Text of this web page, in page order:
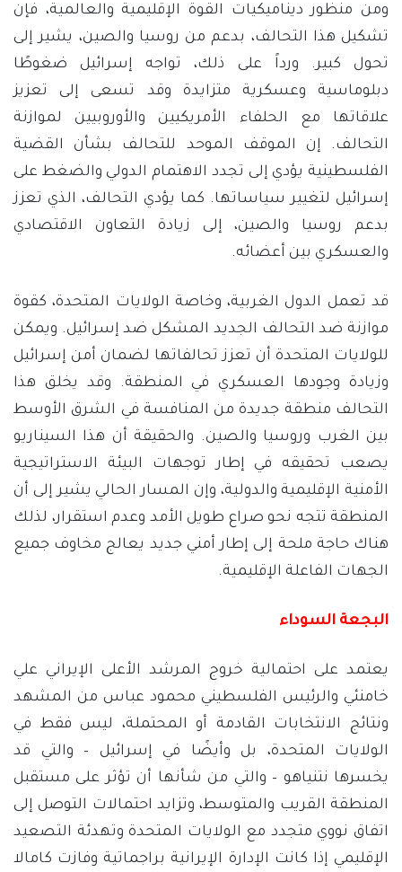
ومن منظور ديناميكيات القوة الإقليمية والعالمية، فإن
تشكيل هذا التحالف، بدعم من روسيا والصين، يشير إلى
تحول كبير. ورداً على ذلك، تواجه إسرائيل ضغوطًا
دبلوماسية وعسكرية متزايدة وقد تسعى إلى تعزيز
علاقاتها مع الحلفاء الأمريكيين والأوروبيين لموازنة
التحالف. إن الموقف الموحد للتحالف بشأن القضية
الفلسطينية يؤدي إلى تجدد الاهتمام الدولي والضغط على
إسرائيل لتغيير سياساتها. كما يؤدي التحالف، الذي تعزز
بدعم روسيا والصين، إلى زيادة التعاون الاقتصادي
والعسكري بين أعضائه.
قد تعمل الدول الغربية، وخاصة الولايات المتحدة، كقوة
موازنة ضد التحالف الجديد المشكل ضد إسرائيل. ويمكن
للولايات المتحدة أن تعزز تحالفاتها لضمان أمن إسرائيل
وزيادة وجودها العسكري في المنطقة. وقد يخلق هذا
التحالف منطقة جديدة من المنافسة في الشرق الأوسط
بين الغرب وروسيا والصين. والحقيقة أن هذا السيناريو
يصعب تحقيقه في إطار توجهات البيئة الاستراتيجية
الأمنية الإقليمية والدولية، وإن المسار الحالي يشير إلى أن
المنطقة تتجه نحو صراع طويل الأمد وعدم استقرار، لذلك
هناك حاجة ملحة إلى إطار أمني جديد يعالج مخاوف جميع
الجهات الفاعلة الإقليمية.
البجعة السوداء
يعتمد على احتمالية خروج المرشد الأعلى الإيراني علي
خامنئي والرئيس الفلسطيني محمود عباس من المشهد
ونتائج الانتخابات القادمة أو المحتملة، ليس فقط في
الولايات المتحدة، بل وأيضًا في إسرائيل – والتي قد
يخسرها نتنياهو – والتي من شأنها أن تؤثر على مستقبل
المنطقة القريب والمتوسط، وتزايد احتمالات التوصل إلى
اتفاق نووي متجدد مع الولايات المتحدة وتهدئة التصعيد
الإقليمي إذا كانت الإدارة الإيرانية براجماتية وفازت كامالا